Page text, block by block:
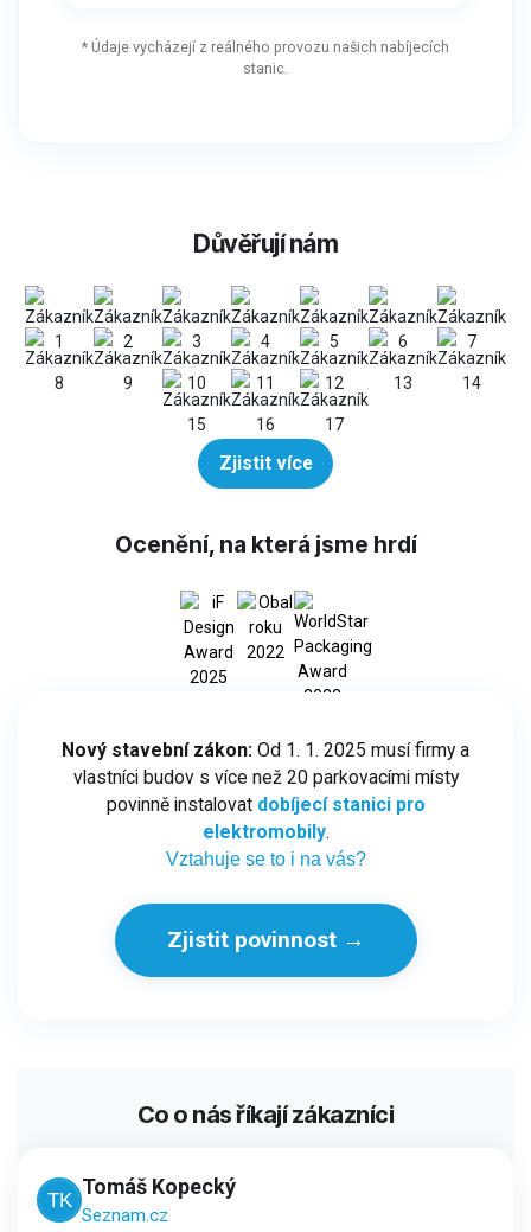
* Údaje vycházejí z reálného provozu našich nabíjecích
stanic.
Důvěřují nám
Zjistit více
Ocenění, na která jsme hrdí
Nový stavební zákon: Od 1. 1. 2025 musí firmy a
vlastníci budov s více než 20 parkovacími místy
povinně instalovat dobíjecí stanici pro
elektromobily.
Vztahuje se to i na vás?
Zjistit povinnost →
Co o nás říkají zákazníci
Tomáš Kopecký
Seznam.cz